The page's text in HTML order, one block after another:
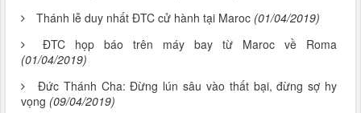
Thánh lễ duy nhất ĐTC cử hành tại Maroc (01/04/2019)
ĐTC họp báo trên máy bay từ Maroc về Roma
(01/04/2019)
Đức Thánh Cha: Đừng lún sâu vào thất bại, đừng sợ hy
vọng (09/04/2019)